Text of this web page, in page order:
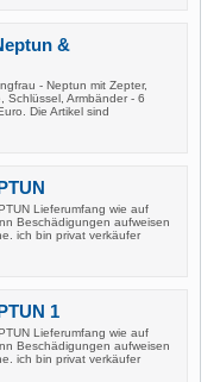
&
- Neptun mit Zepter,
Schlüssel, Armbänder - 6
Die Artikel sind
Lieferumfang wie auf
Beschädigungen aufweisen
ich bin privat verkäufer
1
Lieferumfang wie auf
Beschädigungen aufweisen
ich bin privat verkäufer